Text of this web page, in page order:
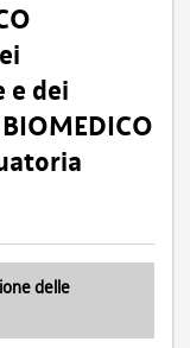
e dei
delle